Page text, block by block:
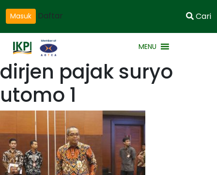
Masuk Daftar Cari
MENU
dirjen pajak suryo
utomo 1